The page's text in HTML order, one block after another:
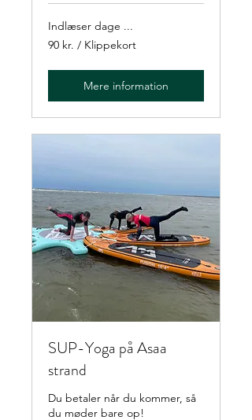
Indlæser dage ...
90
kr.
90 kr. / Klippekort
Mere information
SUP-Yoga på Asaa
strand
Du betaler når du kommer, så
du møder bare op!